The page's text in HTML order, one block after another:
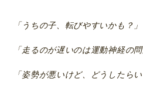
「うちの子、転びやすいかも？」
「走るのが遅いのは運動神経の問
「姿勢が悪いけど、どうしたら